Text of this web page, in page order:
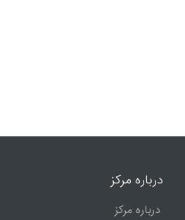
درباره مرکز
درباره مرکز